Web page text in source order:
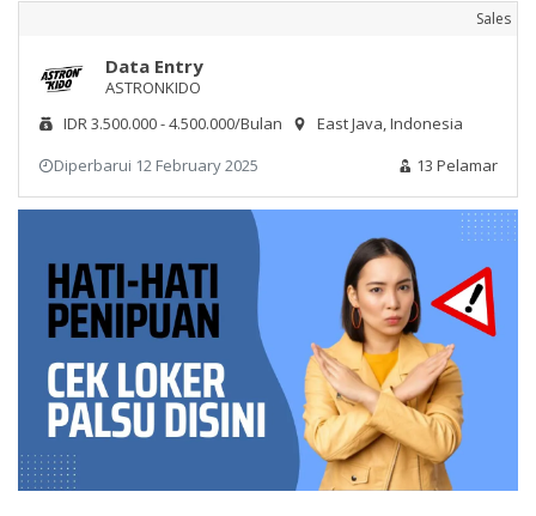
Sales
Data Entry
ASTRONKIDO
IDR 3.500.000 - 4.500.000/Bulan
East Java, Indonesia
Diperbarui 12 February 2025
13 Pelamar